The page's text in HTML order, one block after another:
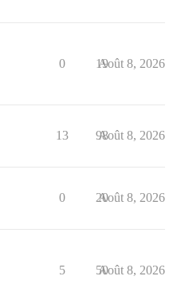
0 19
Août 8, 2026
13 98
Août 8, 2026
0 20
Août 8, 2026
5 50
Août 8, 2026